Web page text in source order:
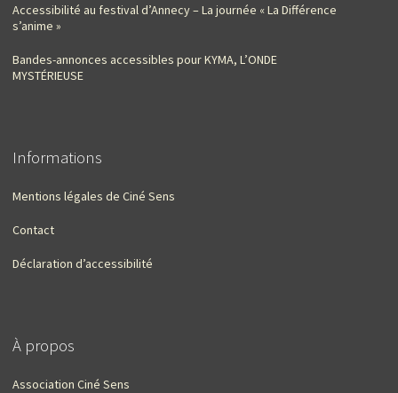
Accessibilité au festival d’Annecy – La journée « La Différence
s’anime »
Bandes-annonces accessibles pour KYMA, L’ONDE
MYSTÉRIEUSE
Informations
Mentions légales de Ciné Sens
Contact
Déclaration d’accessibilité
À propos
Association Ciné Sens